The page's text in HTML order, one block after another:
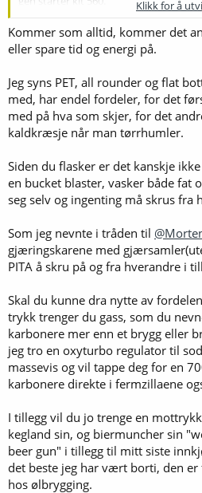
Jeg skjønner at det er mulig å
gjøre det samme i Fermzilla?
flasker? Noen som har en ide om hva
Skal jeg flaske direkte fra disse karene
lignende?
Hva er alternativene?
Klikk for å
Kommer som alltid, kommer det
eller spare tid og energi på.
Jeg syns PET, all rounder og flat
med, har endel fordeler, for det
med på hva som skjer, for det
kaldkræsje når man tørrhumler.
Siden du flasker er det kanskje
en bucket blaster, vasker både fat
seg selv og ingenting må skrus fra
Som jeg nevnte i tråden til
gjæringskarene med
PITA å skru på og fra hverandre i
Skal du kunne dra nytte av
trykk trenger du gass, som du
karbonere mer enn et brygg eller
jeg tro en oxyturbo regulator til
massevis og vil tappe deg for en
karbonere direkte i fermzillaene
I tillegg vil du jo trenge en
kegland sin, og biermuncher sin
beer gun" i tillegg til mitt siste
det beste jeg har vært borti, den
hos ølbrygging.